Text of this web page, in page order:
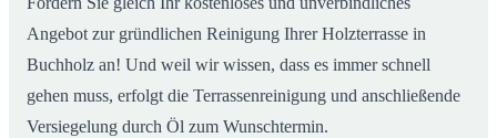
Angebot zur gründlichen Reinigung Ihrer Holzterrasse in
Buchholz an! Und weil wir wissen, dass es immer schnell
gehen muss, erfolgt die Terrassenreinigung und anschließende
Versiegelung durch Öl zum Wunschtermin.